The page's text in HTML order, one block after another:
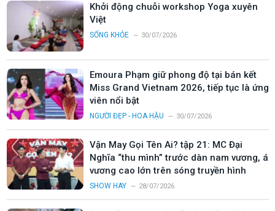
Khởi động chuỗi workshop Yoga xuyên
Việt
SỐNG KHỎE 30/07/2026
Emoura Phạm giữ phong độ tại bán kết
Miss Grand Vietnam 2026, tiếp tục là ứng
viên nổi bật
NGƯỜI ĐẸP - HOA HẬU 30/07/2026
Vận May Gọi Tên Ai? tập 21: MC Đại
Nghĩa “thu mình” trước dàn nam vương, á
vương cao lớn trên sóng truyền hình
SHOW HAY 28/07/2026